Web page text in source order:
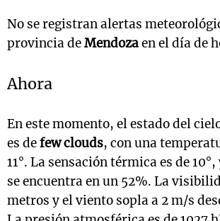
No se registran alertas
provincia deMendozaen el día de
Ahora
En este momento, el estado del
es defew clouds, con una
11°. La sensación térmica es de
se encuentra en un 52%. La
metros y el viento sopla a 2 m/s